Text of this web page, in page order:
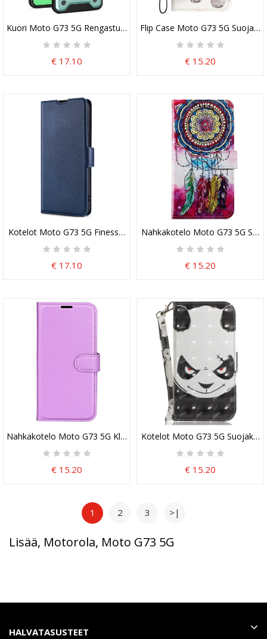
Kuori Moto G73 5G Rengastuki Ja Linssinsuoja
€ 17.10
Flip Case Moto G73 5G
€ 15.20
Kotelot Moto G73 5G Finesse Kaksoislukko
€ 17.10
Nahkakotelo Moto G73 5G
€ 15.20
Nahkakotelo Moto G73 5G Klassinen Litsi-Nahkaefekti
€ 15.20
Kotelot Moto G73 5G
€ 15.20
1 2 3 >|
Lisää, Motorola, Moto G73 5G
HALVATASUSTEET